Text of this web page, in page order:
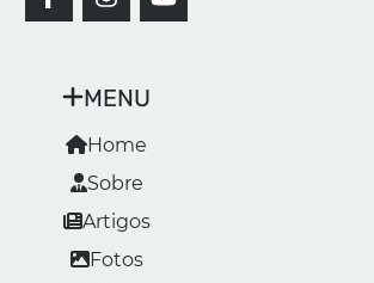
MENU
Home
Sobre
Artigos
Fotos